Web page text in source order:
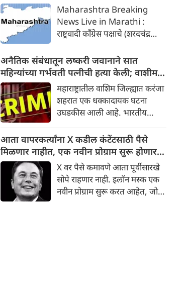
Maharashtra Breaking
News Live in Marathi :
राष्ट्रवादी काँग्रेस पक्षाचे (शरदचंद्र
मोदी यांची भेट घेणार आहेत. या
बातमीमुळे महाराष्ट्र आणि दिल्लीच्या
राजकीय वर्तुळात खळबळ उडाली
आहे.
अनैतिक संबंधातून लष्करी जवानाने सात
महिन्यांच्या गर्भवती पत्नीची हत्या केली; वाशीम
मधील घटना
महाराष्ट्रातील वाशिम जिल्ह्यात करंजा
शहरात एक धक्कादायक घटना
उघडकीस आली आहे. भारतीय
सात महिन्यांच्या गर्भवती पत्नीची
हत्या केली आहे. पोलिसांनी जवान
आणि त्याच्या आई-वडिलांना अटक
करून हत्येचा गुन्हा दाखल केला
आहे.
आता वापरकर्त्यांना X कडील कंटेंटसाठी पैसे
मिळणार नाहीत, एक नवीन प्रोग्राम सुरू होणार;
ही नवीन अट असणारX वर पैसे कमावणे आता पूर्वीसारखे
सोपे राहणार नाही. इलॉन मस्क एक
नवीन प्रोग्राम सुरू करत आहेत, जो